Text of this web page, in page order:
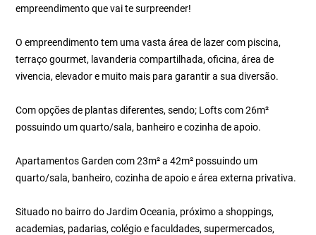
empreendimento que vai te surpreender!
O empreendimento tem uma vasta área de lazer com piscina,
terraço gourmet, lavanderia compartilhada, oficina, área de
vivencia, elevador e muito mais para garantir a sua diversão.
Com opções de plantas diferentes, sendo; Lofts com 26m²
possuindo um quarto/sala, banheiro e cozinha de apoio.
Apartamentos Garden com 23m² a 42m² possuindo um
quarto/sala, banheiro, cozinha de apoio e área externa privativa.
Situado no bairro do Jardim Oceania, próximo a shoppings,
academias, padarias, colégio e faculdades, supermercados,